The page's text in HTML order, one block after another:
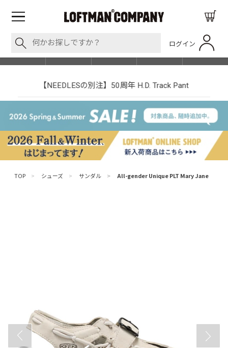
ログイン
SHOP LIST
【NEEDLESの別注】50周年 H.D. Track Pant
TOP > シューズ > サンダル > All-gender Unique PLT Mary Jane